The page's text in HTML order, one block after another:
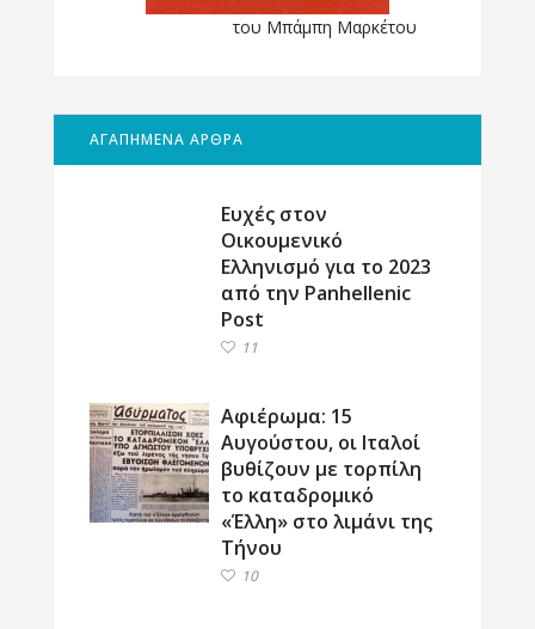
του Μπάμπη Μαρκέτου
ΑΓΑΠΗΜΕΝΑ ΑΡΘΡΑ
Ευχές στον
Οικουμενικό
Ελληνισμό για το 2023
από την Panhellenic
Post
11
Αφιέρωμα: 15
Αυγούστου, οι Ιταλοί
βυθίζουν με τορπίλη
το καταδρομικό
«Έλλη» στο λιμάνι της
Τήνου
10